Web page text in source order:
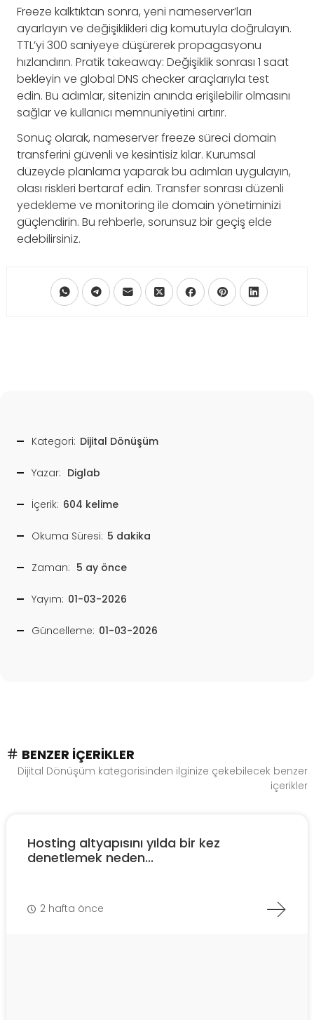
Freeze kalktıktan sonra, yeni nameserver’ları
ayarlayın ve değişiklikleri dig komutuyla doğrulayın.
TTL’yi 300 saniyeye düşürerek propagasyonu
hızlandırın. Pratik takeaway: Değişiklik sonrası 1 saat
bekleyin ve global DNS checker araçlarıyla test
edin. Bu adımlar, sitenizin anında erişilebilir olmasını
sağlar ve kullanıcı memnuniyetini artırır.
Sonuç olarak, nameserver freeze süreci domain
transferini güvenli ve kesintisiz kılar. Kurumsal
düzeyde planlama yaparak bu adımları uygulayın,
olası riskleri bertaraf edin. Transfer sonrası düzenli
yedekleme ve monitoring ile domain yönetiminizi
güçlendirin. Bu rehberle, sorunsuz bir geçiş elde
edebilirsiniz.
Kategori: Dijital Dönüşüm
Yazar: Diglab
İçerik: 604 kelime
Okuma Süresi: 5 dakika
Zaman: 5 ay önce
Yayım: 01-03-2026
Güncelleme: 01-03-2026
BENZER İÇERIKLER
Dijital Dönüşüm kategorisinden ilginize çekebilecek benzer
içerikler
Hosting altyapısını yılda bir kez
denetlemek neden...
2 hafta önce